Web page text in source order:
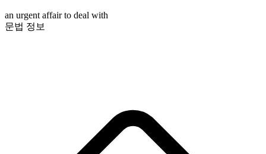
an urgent affair to deal with
문법 정보